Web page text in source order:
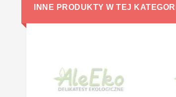
INNE PRODUKTY W TEJ KATEGORII